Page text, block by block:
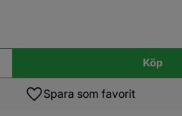
Köp
Lägg till i favoriter